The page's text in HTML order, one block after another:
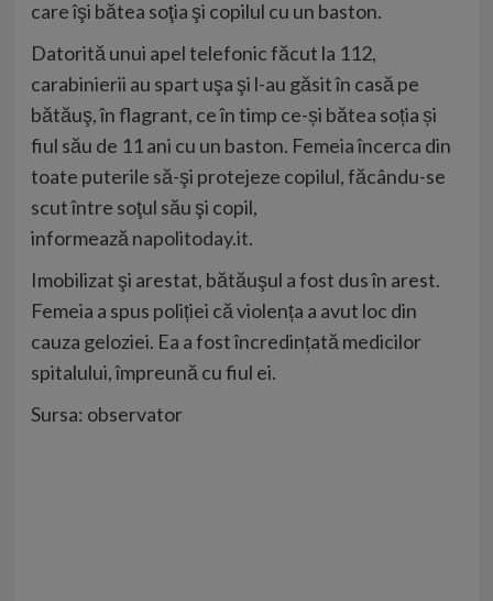
care îşi bătea soţia şi copilul cu un baston.
Datorită unui apel telefonic făcut la 112,
carabinierii au spart uşa şi l-au găsit în casă pe
bătăuş, în flagrant, ce în timp ce-și bătea soția și
fiul său de 11 ani cu un baston. Femeia încerca din
toate puterile să-şi protejeze copilul, făcându-se
scut între soţul său şi copil,
informează napolitoday.it.
Imobilizat şi arestat, bătăuşul a fost dus în arest.
Femeia a spus poliției că violența a avut loc din
cauza geloziei. Ea a fost încredințată medicilor
spitalului, împreună cu fiul ei.
Sursa: observator